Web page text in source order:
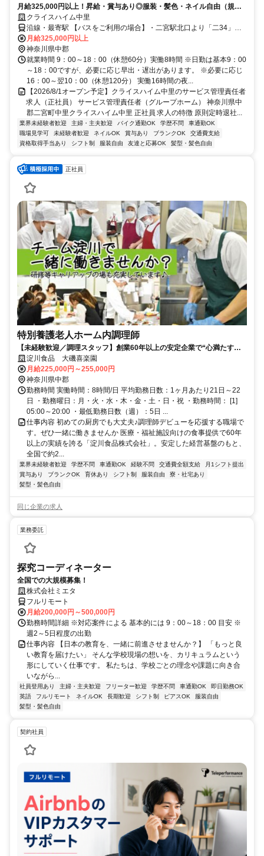
月給325,000円以上！昇給・賞与あり◎服装・髪色・ネイル自由（規定
あり）♪ICTを活用した働きやすい環境と研修制度で、あなたの成長をサ
ポートします！
クライスハイム中里
沿線・最寄駅 【バスをご利用の場合】・二宮駅北口より「二34」緑
が丘二丁目［二宮町］行き乗車 乗車約4分で中里バス停下車 バス停下
車後徒歩約6分・二宮駅北口より二宮町コミュニティバス（右循環）
山西小学校前経由、団地中央行き乗車 乗車約9分で釜野隧道バス停下
車 バス停下車後徒歩約1分
月給325,000円以上
神奈川県中郡
就業時間 9：00～18：00（休憩60分）実働8時間 ※日勤は基本9：00
～18：00ですが、必要に応じ早出・遅出があります。 ※必要に応じ
16：00～翌10：00（休憩120分） 実働16時間の夜...
【2026/8/1オープン予定】クライスハイム中里のサービス管理責任者
求人（正社員） サービス管理責任者（グループホーム） 神奈川県中
郡二宮町中里クライスハイム中里 正社員 求人の特徴 原則定時退社...
業界未経験者歓迎 主婦・主夫歓迎 バイク通勤OK 学歴不問
車通勤OK
職場見学可
未経験者歓迎 ネイルOK 賞与あり ブランクOK
交通費支給
資格取得手当あり
シフト制 服装自由 友達と応募OK 髪型・髪色自由
正社員
特別養護老人ホーム内調理師
【未経験歓迎／調理スタッフ】創業60年以上の安定企業で“心満たす
食”を支える仕事
淀川食品 大磯喜楽園
月給225,000円～255,000円
神奈川県中郡
勤務時間 実働時間：8時間/日 平均勤務日数：1ヶ月あたり21日～22
日 ・勤務曜日：月・火・水・木・金・土・日・祝 ・勤務時間： [1]
05:00～20:00 ・最低勤務日数（週）：5日 ...
仕事内容 初めての厨房でも大丈夫♪調理師デビューを応援する職場で
す。ぜひ一緒に働きませんか 医療・福祉施設向けの食事提供で60年
以上の実績を誇る「淀川食品株式会社」。安定した経営基盤のもと、
全国で約2...
業界未経験者歓迎 学歴不問 車通勤OK 経験不問 交通費全額支給
月1シフト提出
賞与あり
ブランクOK 育休あり シフト制 服装自由
寮・社宅あり
髪型・髪色自由
同じ企業の求人
業務委託
探究コーディネーター
全国での大規模募集！
株式会社ミエタ
フルリモート
月給200,000円～500,000円
勤務時間詳細 ※対応案件による 基本的には 9：00～18：00 目安 ※
週2～5日程度の出勤
仕事内容 【日本の教育を、一緒に前進させませんか？】 「もっと良
い教育を届けたい」 そんな学校現場の想いを、カリキュラムという
形にしていく仕事です。 私たちは、学校ごとの理念や課題に向き合
いながら...
社員登用あり 主婦・主夫歓迎 フリーター歓迎 学歴不問 車通勤OK
即日勤務OK
英語
フルリモート ネイルOK 長期歓迎 シフト制 ピアスOK
服装自由
髪型・髪色自由
契約社員